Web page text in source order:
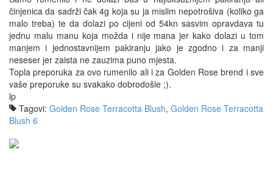
činjenica da sadrži čak 4g koja su ja mislim nepotrošiva (koliko ga
malo treba) te da dolazi po cijeni od 54kn sasvim opravdava tu
jednu malu manu koja možda i nije mana jer kako dolazi u tom
manjem i jednostavnijem pakiranju jako je zgodno i za manji
neseser jer zaista ne zauzima puno mjesta.
Topla preporuka za ovo rumenilo ali i za Golden Rose brend i sve
vaše preporuke su svakako dobrodošle ;).
lp
Tagovi: Golden Rose Terracotta Blush, Golden Rose Terracotta
Blush 6